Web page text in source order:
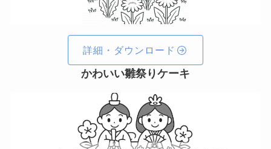
詳細・ダウンロード
かわいい雛祭りケーキ